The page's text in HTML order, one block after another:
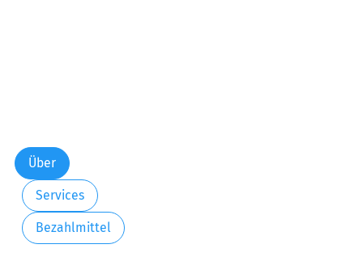
Über
Services
Bezahlmittel